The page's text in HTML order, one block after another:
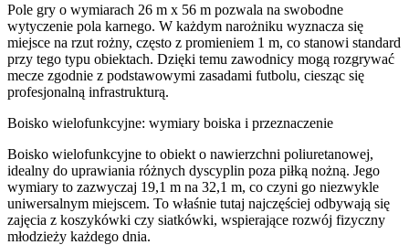
Pole gry o wymiarach 26 m x 56 m pozwala na swobodne
wytyczenie pola karnego. W każdym narożniku wyznacza się
miejsce na rzut rożny, często z promieniem 1 m, co stanowi standard
przy tego typu obiektach. Dzięki temu zawodnicy mogą rozgrywać
mecze zgodnie z podstawowymi zasadami futbolu, ciesząc się
profesjonalną infrastrukturą.
Boisko wielofunkcyjne: wymiary boiska i przeznaczenie
Boisko wielofunkcyjne to obiekt o nawierzchni poliuretanowej,
idealny do uprawiania różnych dyscyplin poza piłką nożną. Jego
wymiary to zazwyczaj 19,1 m na 32,1 m, co czyni go niezwykle
uniwersalnym miejscem. To właśnie tutaj najczęściej odbywają się
zajęcia z koszykówki czy siatkówki, wspierające rozwój fizyczny
młodzieży każdego dnia.